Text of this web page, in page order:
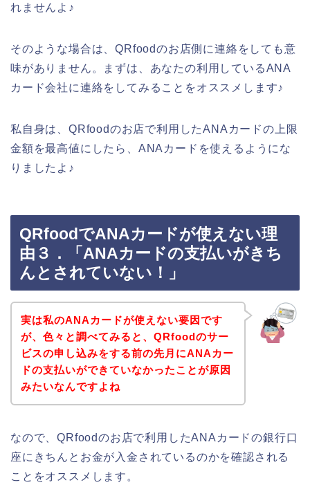
れませんよ♪
そのような場合は、QRfoodのお店側に連絡をしても意
味がありません。まずは、あなたの利用しているANA
カード会社に連絡をしてみることをオススメします♪
私自身は、QRfoodのお店で利用したANAカードの上限
金額を最高値にしたら、ANAカードを使えるようにな
りましたよ♪
QRfoodでANAカードが使えない理
由３．「ANAカードの支払いがきち
んとされていない！」
実は私のANAカードが使えない要因です
が、色々と調べてみると、QRfoodのサー
ビスの申し込みをする前の先月にANAカー
ドの支払いができていなかったことが原因
みたいなんですよね
なので、QRfoodのお店で利用したANAカードの銀行口
座にきちんとお金が入金されているのかを確認される
ことをオススメします。